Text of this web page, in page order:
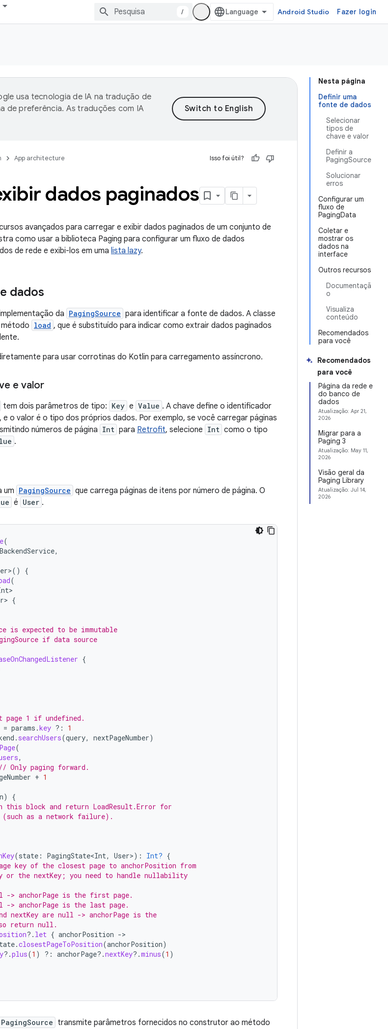
/ Android Studio Fazer login
Nesta página
Definir uma
fonte de dados
Selecionar
tipos de
chave e valor
Definir a
PagingSource
Solucionar
erros
Configurar um
fluxo de
PagingData
Coletar e
mostrar os
dados na
interface
Outros recursos
Documentaçã
o
Visualiza
conteúdo
Recomendados
para você
Recomendados
para você
Página da rede e
do banco de
dados
Atualização: Apr 21,
2026
Migrar para a
Paging 3
Atualização: May 11,
2026
Visão geral da
Paging Library
Atualização: Jul 14,
2026
usa tecnologia de IA na tradução de
de preferência. As traduções com IA
App architecture Isso foi útil?
dados paginados
avançados para carregar e exibir dados paginados de um conjunto de
como usar a biblioteca Paging para configurar um fluxo de dados
de rede e exibi-los em uma lista lazy.
dados
da PagingSource para identificar a fonte de dados. A classe
método load , que é substituído para indicar como extrair dados paginados
para usar corrotinas do Kotlin para carregamento assíncrono.
e valor
tem dois parâmetros de tipo: Key e Value . A chave define o identificador
o valor é o tipo dos próprios dados. Por exemplo, se você carregar páginas
números de página Int para Retrofit, selecione Int como o tipo
.
um PagingSource que carrega páginas de itens por número de página. O
é User .
(
,
>()
{
(
> {
is expected to be immutable
if data source
{
1 if undefined.
= params .key ?:
1
. searchUsers(query, nextPageNumber)
Page(
,
// Only paging forward.
+ 1
)
{
this block and return LoadResult.Error for
as a network failure).
(state : PagingState<Int, User>): Int? {
key of the closest page to anchorPosition from
or the nextKey; you need to handle nullability
-> anchorPage is the first page.
> anchorPage is the last page.
nextKey are null -> anchorPage is the
return null.
?. let { anchorPosition -
.closestPageToPosition(anchorPosition)
?.plus(1 ) ?: anchorPage?.nextKey?.minus(1 )
PagingSource transmite parâmetros fornecidos no construtor ao método